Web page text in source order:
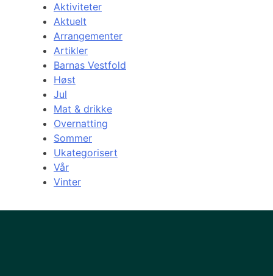
Aktiviteter
Aktuelt
Arrangementer
Artikler
Barnas Vestfold
Høst
Jul
Mat & drikke
Overnatting
Sommer
Ukategorisert
Vår
Vinter